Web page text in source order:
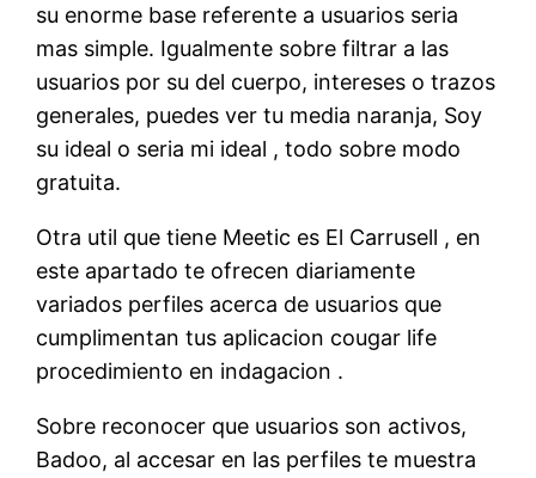
su enorme base referente a usuarios seria
mas simple. Igualmente sobre filtrar a las
usuarios por su del cuerpo, intereses o trazos
generales, puedes ver tu media naranja, Soy
su ideal o seri­a mi ideal , todo sobre modo
gratuita.
Otra util que tiene Meetic es El Carrusell , en
este apartado te ofrecen diariamente
variados perfiles acerca de usuarios que
cumplimentan tus aplicacion cougar life
procedimiento en indagacion .
Sobre reconocer que usuarios son activos,
Badoo, al accesar en las perfiles te muestra